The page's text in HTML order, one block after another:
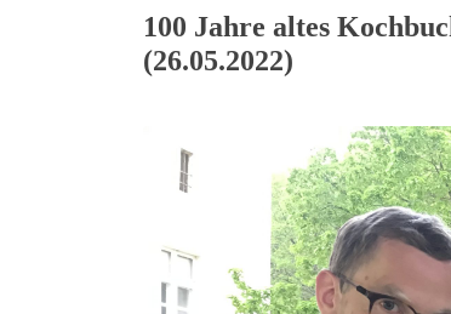
100 Jahre altes
(26.05.2022)